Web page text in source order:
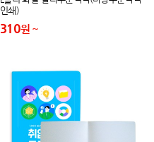
인쇄)
310원